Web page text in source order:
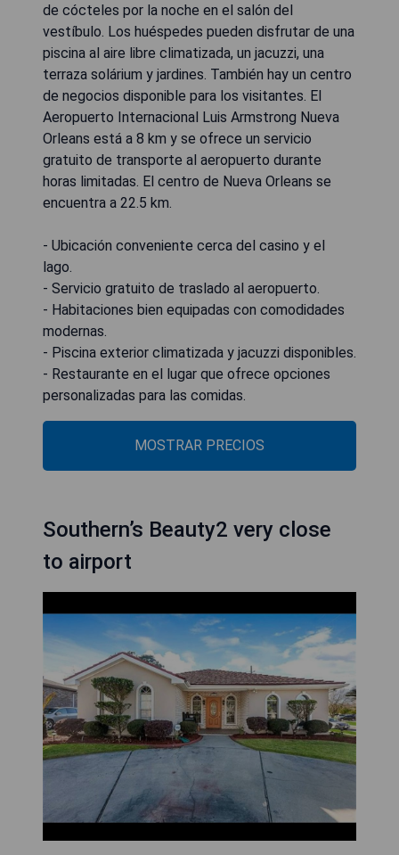
de cócteles por la noche en el salón del
vestíbulo. Los huéspedes pueden disfrutar de una
piscina al aire libre climatizada, un jacuzzi, una
terraza solárium y jardines. También hay un centro
de negocios disponible para los visitantes. El
Aeropuerto Internacional Luis Armstrong Nueva
Orleans está a 8 km y se ofrece un servicio
gratuito de transporte al aeropuerto durante
horas limitadas. El centro de Nueva Orleans se
encuentra a 22.5 km.
- Ubicación conveniente cerca del casino y el
lago.
- Servicio gratuito de traslado al aeropuerto.
- Habitaciones bien equipadas con comodidades
modernas.
- Piscina exterior climatizada y jacuzzi disponibles.
- Restaurante en el lugar que ofrece opciones
personalizadas para las comidas.
MOSTRAR PRECIOS
Southern’s Beauty2 very close
to airport